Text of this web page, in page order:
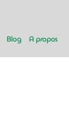
Blog A propos